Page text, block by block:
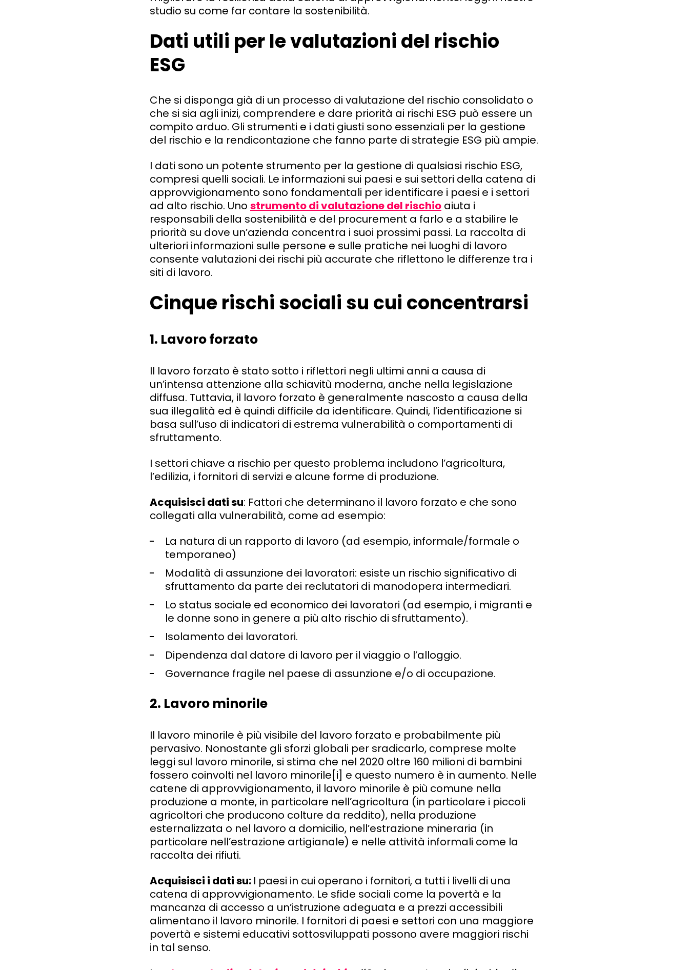
studio su come far contare la sostenibilità.
Dati utili per levalutazioni del rischio
ESG
Che si disponga già di un processo di valutazione del rischio consolidato o
che si sia agli inizi, comprendere e dare priorità ai rischi ESG può essere un
compito arduo. Gli strumenti e i dati giusti sono essenziali per la gestione
del rischio e la rendicontazione che fanno parte di strategie ESG più ampie.
I dati sono un potente strumento per la gestione di qualsiasi rischio ESG,
compresi quelli sociali. Le informazioni sui paesi e sui settori della catena di
approvvigionamento sono fondamentali per identificare i paesi e i settori
ad alto rischio. Uno strumento di valutazione del rischio aiuta i
responsabili della sostenibilità e del procurement a farlo e a stabilire le
priorità su dove un’azienda concentra i suoi prossimi passi. La raccolta di
ulteriori informazioni sulle persone e sulle pratiche nei luoghi di lavoro
consente valutazioni dei rischi più accurate che riflettono le differenze tra i
siti di lavoro.
Cinque rischi sociali su cui concentrarsi
1. Lavoro forzato
Il lavoro forzato è stato sotto i riflettori negli ultimi anni a causa di
un’intensa attenzione alla schiavitù moderna, anche nella legislazione
diffusa. Tuttavia, il lavoro forzato è generalmente nascosto a causa della
sua illegalità ed è quindi difficile da identificare. Quindi, l’identificazione si
basa sull’uso di indicatori di estrema vulnerabilità o comportamenti di
sfruttamento.
I settori chiave a rischio per questo problema includono l’agricoltura,
l’edilizia, i fornitori di servizi e alcune forme di produzione.
Acquisisci dati su: Fattori che determinano il lavoro forzato e che sono
collegati alla vulnerabilità, come ad esempio:
La natura di un rapporto di lavoro (ad esempio, informale/formale o
temporaneo)
Modalità di assunzione dei lavoratori: esiste un rischio significativo di
sfruttamento da parte dei reclutatori di manodopera intermediari.
Lo status sociale ed economico dei lavoratori (ad esempio, i migranti e
le donne sono in genere a più alto rischio di sfruttamento).
Isolamento dei lavoratori.
Dipendenza dal datore di lavoro per il viaggio o l’alloggio.
Governance fragile nel paese di assunzione e/o di occupazione.
2. Lavoro minorile
Il lavoro minorile è più visibile del lavoro forzato e probabilmente più
pervasivo. Nonostante gli sforzi globali per sradicarlo, comprese molte
leggi sul lavoro minorile, si stima che nel 2020 oltre 160 milioni di bambini
fossero coinvolti nel lavoro minorile[i] e questo numero è in aumento. Nelle
catene di approvvigionamento, il lavoro minorile è più comune nella
produzione a monte, in particolare nell’agricoltura (in particolare i piccoli
agricoltori che producono colture da reddito), nella produzione
esternalizzata o nel lavoro a domicilio, nell’estrazione mineraria (in
particolare nell’estrazione artigianale) e nelle attività informali come la
raccolta dei rifiuti.
Acquisisci i dati su: I paesi in cui operano i fornitori, a tutti i livelli di una
catena di approvvigionamento. Le sfide sociali come la povertà e la
mancanza di accesso a un’istruzione adeguata e a prezzi accessibili
alimentano il lavoro minorile. I fornitori di paesi e settori con una maggiore
povertà e sistemi educativi sottosviluppati possono avere maggiori rischi
in tal senso.